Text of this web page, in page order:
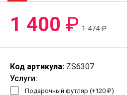
-6%
1 400 ₽ 1 474₽
Код артикула: ZS6307
Услуги:
Подарочный футляр (+120 ₽)